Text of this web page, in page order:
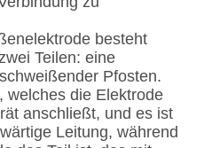
besteht
Teilen: eine
Pfosten.
welches die Elektrode
anschließt, und es ist
Leitung, während